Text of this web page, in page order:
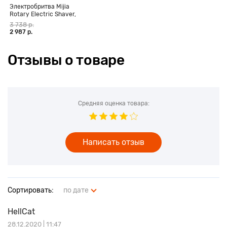
Электробритва Mijia
Rotary Electric Shaver,
черный
3 738 р.
2 987 р.
Отзывы о товаре
Сортировать: по дате
HellCat
28.12.2020 | 11:47
Средняя оценка товара:
Написать отзыв